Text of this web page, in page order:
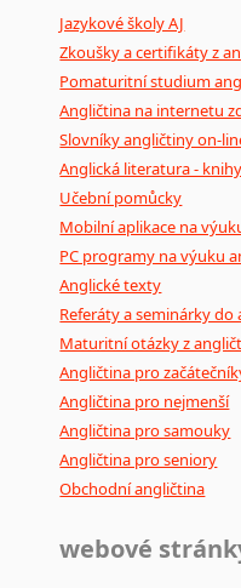
poradny a pravidla
Jazykové školy AJ
Zkoušky a certifikáty z
Pomaturitní studium
Angličtina na internetu
Slovníky angličtiny on-
Anglická literatura -
Učební pomůcky
Mobilní aplikace na
PC programy na výuku
Anglické texty
Referáty a seminárky do
Maturitní otázky z
Angličtina pro
Angličtina pro nejmenší
Angličtina pro samouky
Angličtina pro seniory
Obchodní angličtina
webové